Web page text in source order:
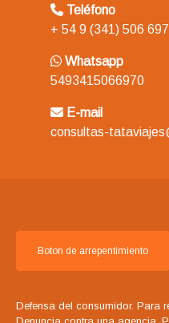
Teléfono
+ 54 9 (341) 506
Whatsapp
5493415066970
E-mail
consultas-
Boton de arrepentimiento
Defensa del consumidor. Para